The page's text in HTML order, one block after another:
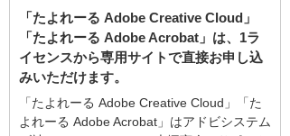
「たよれーる Adobe Creative Cloud」
「たよれーる Adobe Acrobat」は、1ラ
イセンスから専用サイトで直接お申し込
みいただけます。
「たよれーる Adobe Creative Cloud」「た
よれーる Adobe Acrobat」はアドビシステム